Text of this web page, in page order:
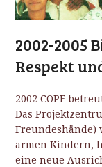
2002-2005
Respekt
2002 COPE
Das
Freundeshände)
armen Kindern,
eine neue